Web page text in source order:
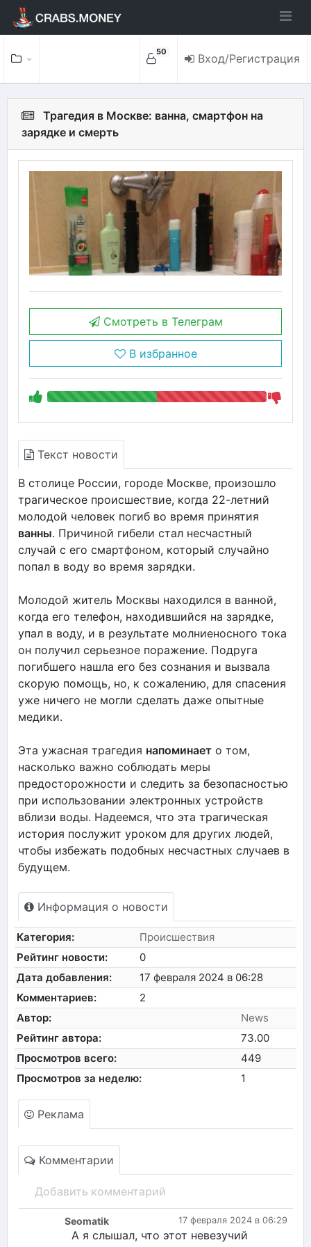
50 Вход/Регистрация
Трагедия в Москве: ванна, смартфон на
зарядке и смерть
Смотреть в Телеграм
В избранное
Текст новости
В столице России, городе Москве, произошло
трагическое происшествие, когда 22-летний
молодой человек погиб во время принятия
ванны. Причиной гибели стал несчастный
случай с его смартфоном, который случайно
попал в воду во время зарядки.
Молодой житель Москвы находился в ванной,
когда его телефон, находившийся на зарядке,
упал в воду, и в результате молниеносного тока
он получил серьезное поражение. Подруга
погибшего нашла его без сознания и вызвала
скорую помощь, но, к сожалению, для спасения
уже ничего не могли сделать даже опытные
медики.
Эта ужасная трагедия напоминает о том,
насколько важно соблюдать меры
предосторожности и следить за безопасностью
при использовании электронных устройств
вблизи воды. Надеемся, что эта трагическая
история послужит уроком для других людей,
чтобы избежать подобных несчастных случаев в
будущем.
Информация о новости
Категория:
Происшествия
Рейтинг новости:
0
Дата добавления:
17 февраля 2024 в 06:28
Комментариев:
2
Автор:
News
Рейтинг автора:
73.00
Просмотров всего:
449
Просмотров за неделю:
1
Реклама
Комментарии
Добавить комментарий
17 февраля 2024 в 06:29
Seomatik
А я слышал, что этот невезучий